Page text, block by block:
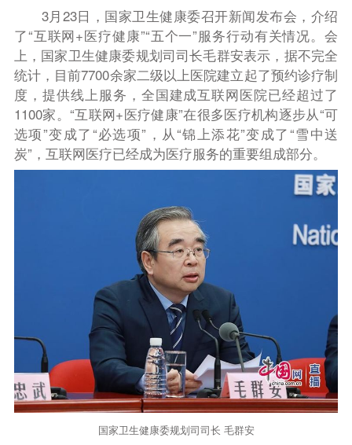
3月23日，国家卫生健康委召开新闻发布会，介绍
了“互联网+医疗健康”“五个一”服务行动有关情况。会
上，国家卫生健康委规划司司长毛群安表示，据不完全
统计，目前7700余家二级以上医院建立起了预约诊疗制
度，提供线上服务，全国建成互联网医院已经超过了
1100家。“互联网+医疗健康”在很多医疗机构逐步从“可
选项”变成了“必选项”，从“锦上添花”变成了“雪中送
炭”，互联网医疗已经成为医疗服务的重要组成部分。
国家卫生健康委规划司司长 毛群安